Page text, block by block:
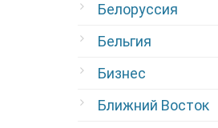
Белоруссия
Бельгия
Бизнес
Ближний Восток